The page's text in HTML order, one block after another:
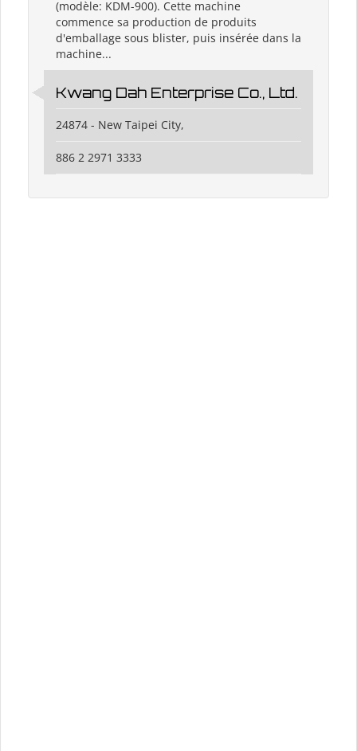
(modèle: KDM-900). Cette machine
commence sa production de produits
d'emballage sous blister, puis insérée dans la
machine...
Kwang Dah Enterprise Co., Ltd.
24874 - New Taipei City,
886 2 2971 3333